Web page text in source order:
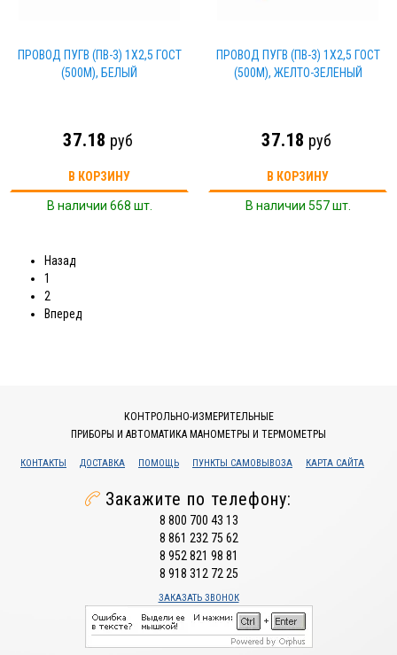
ПРОВОД ПУГВ (ПВ-3) 1Х2,5 ГОСТ
(500М), БЕЛЫЙ
37.18 руб
В КОРЗИНУ
В наличии 668 шт.
ПРОВОД ПУГВ (ПВ-3) 1Х2,5 ГОСТ
(500М), ЖЕЛТО-ЗЕЛЕНЫЙ
37.18 руб
В КОРЗИНУ
В наличии 557 шт.
Назад
1
2
Вперед
КОНТРОЛЬНО-ИЗМЕРИТЕЛЬНЫЕ
ПРИБОРЫ И АВТОМАТИКА МАНОМЕТРЫ И ТЕРМОМЕТРЫ
КОНТАКТЫ ДОСТАВКА ПОМОЩЬ ПУНКТЫ САМОВЫВОЗА КАРТА САЙТА
Закажите по телефону:
8 800 700 43 13
8 861 232 75 62
8 952 821 98 81
8 918 312 72 25
ЗАКАЗАТЬ ЗВОНОК